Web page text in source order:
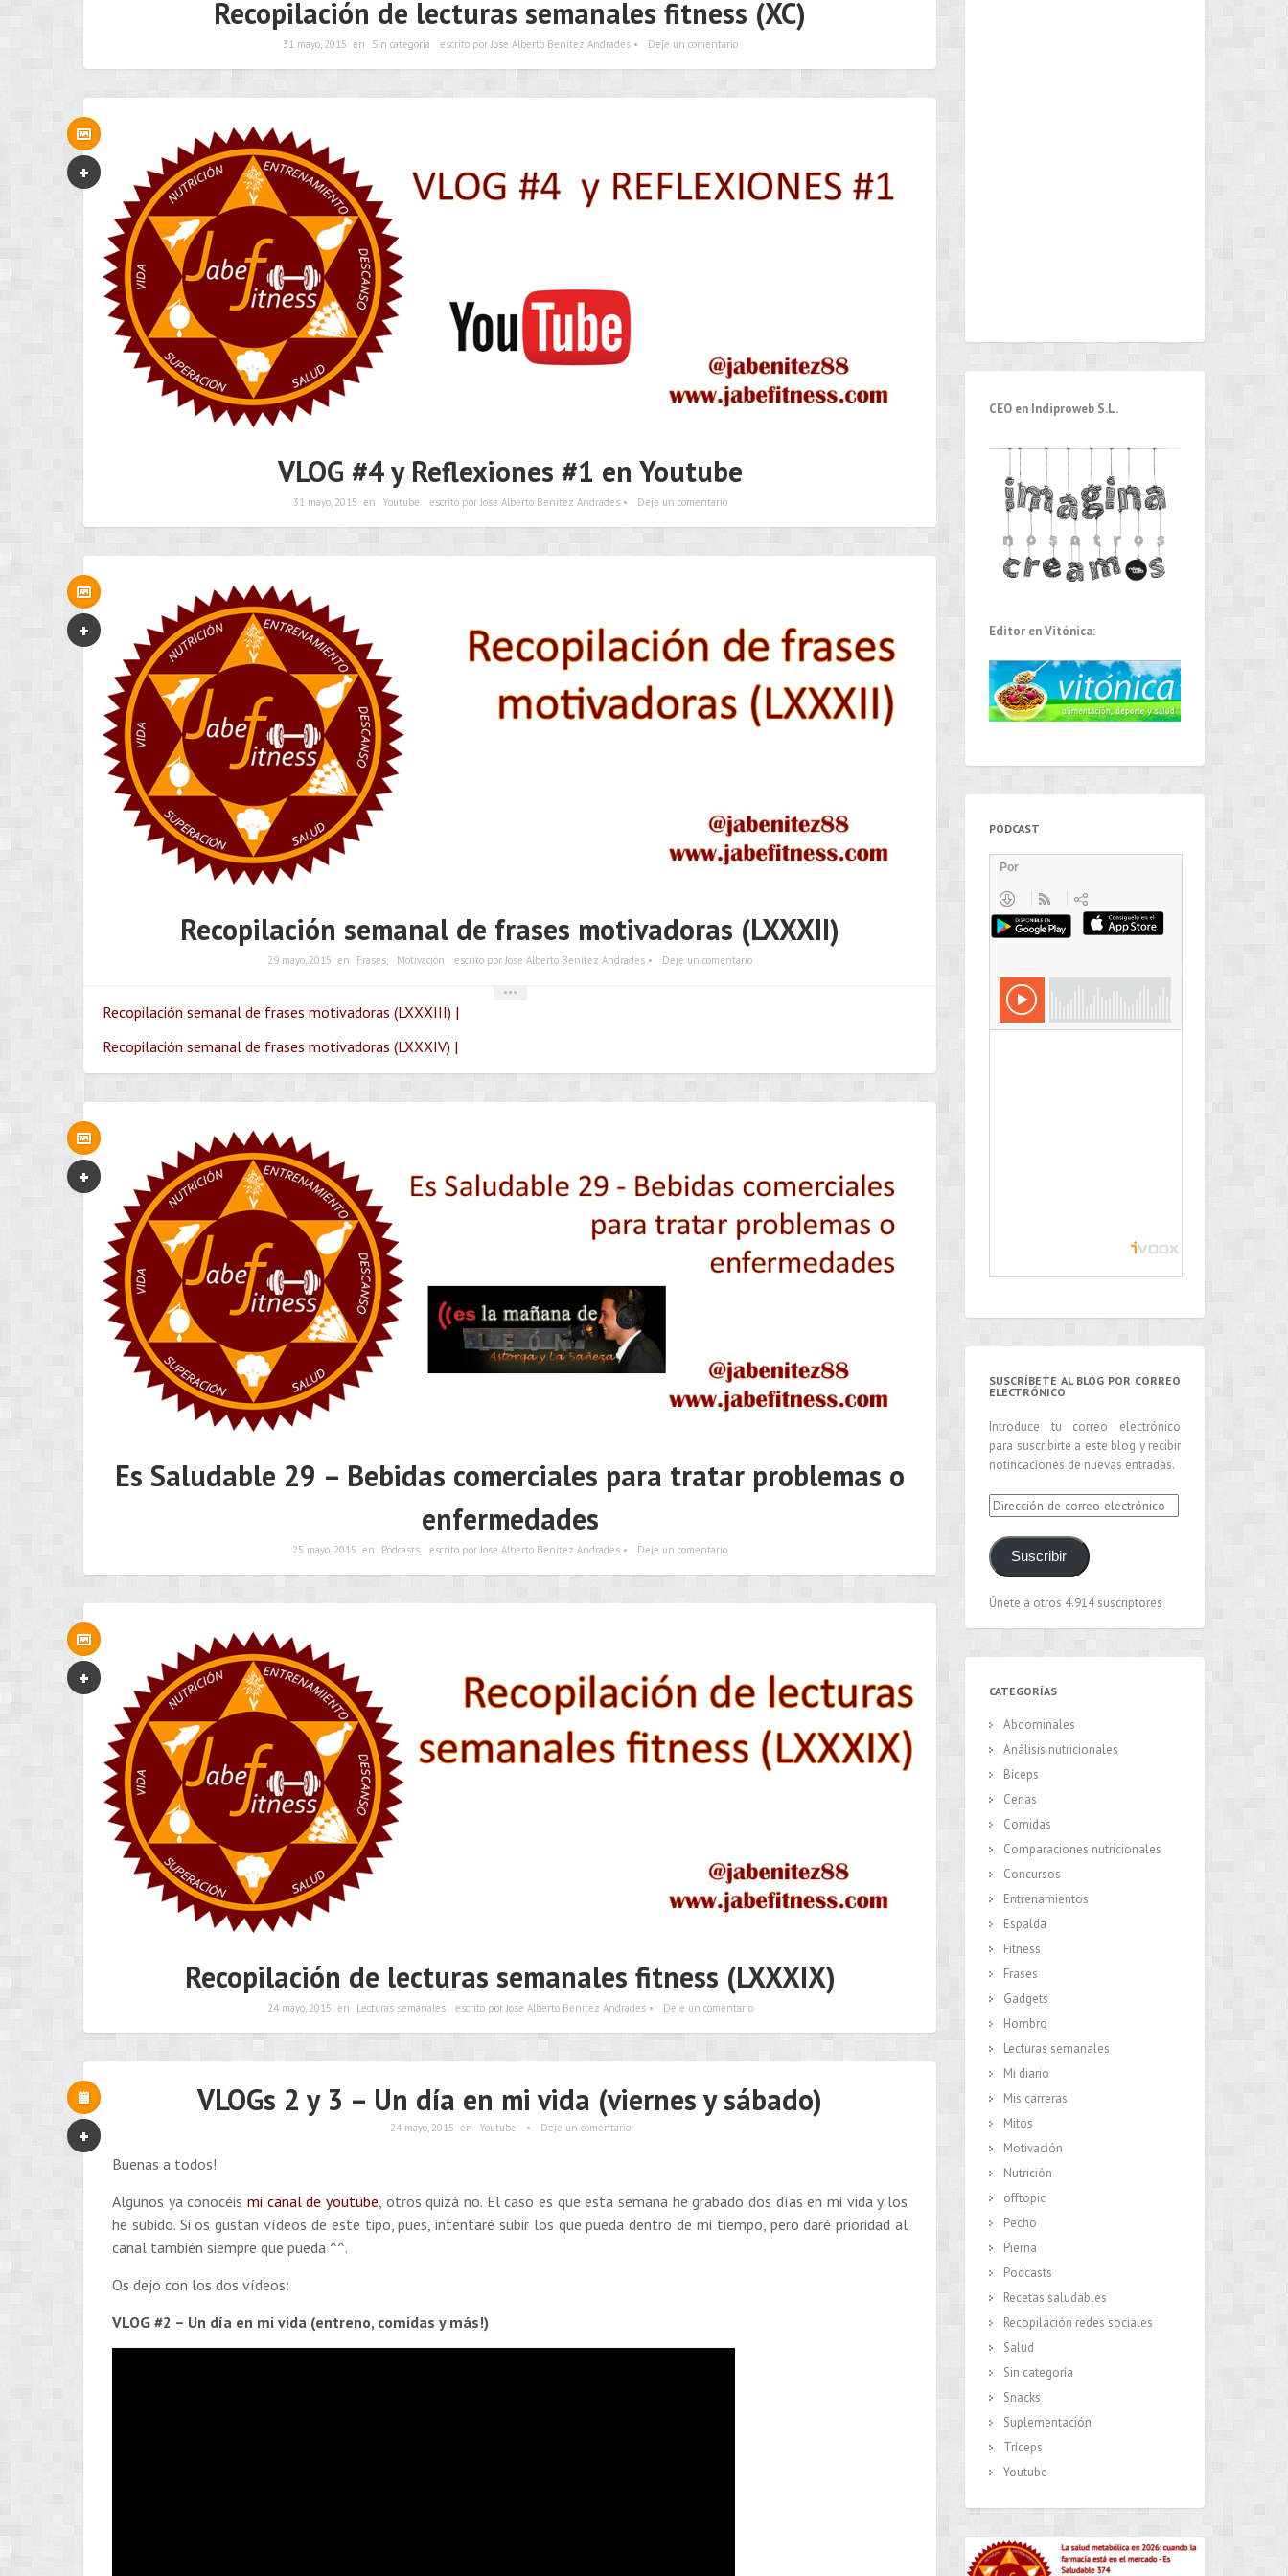
Recopilación de lecturas semanales fitness (XC)
31 mayo, 2015 en Sin categoría escrito por Jose Alberto Benítez Andrades • Deje un comentario
VLOG #4 y Reflexiones #1 en Youtube
31 mayo, 2015 en Youtube escrito por Jose Alberto Benítez Andrades • Deje un comentario
Recopilación semanal de frases motivadoras (LXXXII)
29 mayo, 2015 en Frases, Motivación escrito por Jose Alberto Benítez Andrades • Deje un comentario
Recopilación semanal de frases motivadoras (LXXXIII) |
Recopilación semanal de frases motivadoras (LXXXIV) |
•••
Es Saludable 29 – Bebidas comerciales para tratar problemas o
enfermedades
25 mayo, 2015 en Podcasts escrito por Jose Alberto Benítez Andrades • Deje un comentario
Recopilación de lecturas semanales fitness (LXXXIX)
24 mayo, 2015 en Lecturas semanales escrito por Jose Alberto Benítez Andrades • Deje un comentario
VLOGs 2 y 3 – Un día en mi vida (viernes y sábado)
24 mayo, 2015 en Youtube • Deje un comentario
Buenas a todos!
Algunos ya conocéis mi canal de youtube, otros quizá no. El caso es que esta semana he grabado dos días en mi vida y los
he subido. Si os gustan vídeos de este tipo, pues, intentaré subir los que pueda dentro de mi tiempo, pero daré prioridad al
canal también siempre que pueda ^^.
Os dejo con los dos vídeos:
VLOG #2 – Un día en mi vida (entreno, comidas y más!)
CEO en Indiproweb S.L.
Editor en Vitónica:
PODCAST
SUSCRÍBETE AL BLOG POR CORREO
ELECTRÓNICO
Introduce tu correo electrónico
para suscribirte a este blog y recibir
notificaciones de nuevas entradas.
Dirección
de
correo
electrónico
Suscribir
Únete a otros 4.914 suscriptores
CATEGORÍAS
Abdominales
Análisis nutricionales
Bíceps
Cenas
Comidas
Comparaciones nutricionales
Concursos
Entrenamientos
Espalda
Fitness
Frases
Gadgets
Hombro
Lecturas semanales
Mi diario
Mis carreras
Mitos
Motivación
Nutrición
offtopic
Pecho
Pierna
Podcasts
Recetas saludables
Recopilación redes sociales
Salud
Sin categoría
Snacks
Suplementación
Tríceps
Youtube